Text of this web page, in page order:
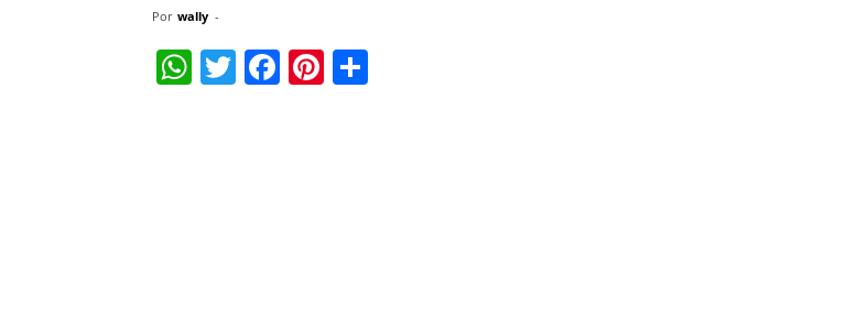
Por wally -
WhatsApp
Twitter
Facebook
Pinterest